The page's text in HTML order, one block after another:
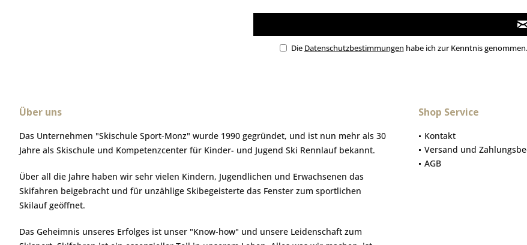
Die Datenschutzbestimmungen habe ich zur Kenntnis genommen.
Über uns
Das Unternehmen "Skischule Sport-Monz" wurde 1990 gegründet, und ist nun mehr als 30
Jahre als Skischule und Kompetenzcenter für Kinder- und Jugend Ski Rennlauf bekannt.
Über all die Jahre haben wir sehr vielen Kindern, Jugendlichen und Erwachsenen das
Skifahren beigebracht und für unzählige Skibegeisterte das Fenster zum sportlichen
Skilauf geöffnet.
Das Geheimnis unseres Erfolges ist unser "Know-how" und unsere Leidenschaft zum
Shop Service
Kontakt
Versand und
AGB